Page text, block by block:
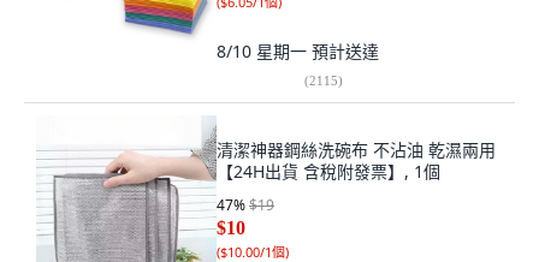
8/10 星期一 預計送達
(2115)
清潔神器鋼絲洗碗布 不沾油 乾濕兩用
【24H出貨 含稅附發票】, 1個
47%$19
$10
($10.00/1個)